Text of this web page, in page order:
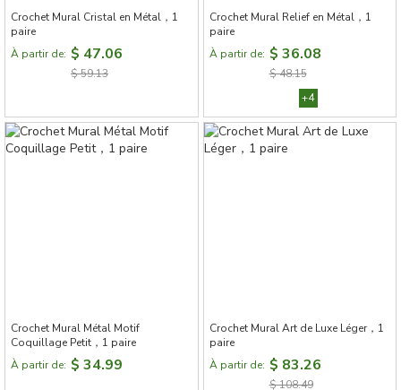
Crochet Mural Cristal en Métal，1
paire
À partir de: $ 47.06
$ 59.13
Crochet Mural Relief en Métal，1
paire
À partir de: $ 36.08
$ 48.15
+4
Crochet Mural Métal Motif
Coquillage Petit，1 paire
À partir de: $ 34.99
Crochet Mural Art de Luxe Léger，1
paire
À partir de: $ 83.26
$ 108.49